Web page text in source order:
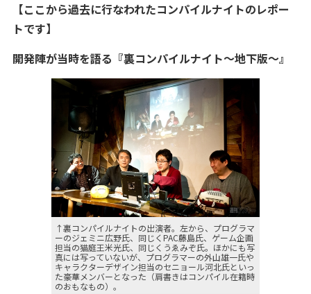
【ここから過去に行なわれたコンパイルナイトのレポー
トです】
開発陣が当時を語る『裏コンパイルナイト～地下版～』
↑裏コンパイルナイトの出演者。左から、プログラマ
ーのジェミニ広野氏、同じくPAC藤島氏、ゲーム企画
担当の猫庭王米光氏、同じくうゑみぞ氏。ほかにも写
真には写っていないが、プログラマーの外山雄一氏や
キャラクターデザイン担当のセニョール河北氏といっ
た豪華メンバーとなった（肩書きはコンパイル在籍時
のおもなもの）。